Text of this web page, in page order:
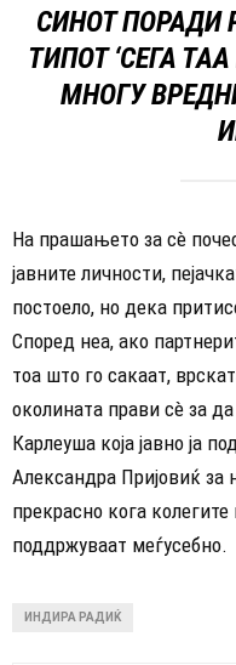
СИНОТ
ТИПОТ ‘СЕГА
МНОГУ
На прашањето за сè
јавните личности,
постоело, но дека
Според неа, ако
тоа што го сакаат,
околината прави сè за
Карлеуша која јавно ја
Александра Пријовиќ за
прекрасно кога
поддржуваат меѓусебно.
ИНДИРА РАДИЌ